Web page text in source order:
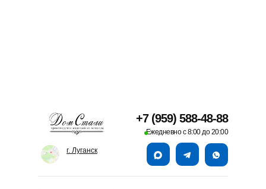
г. Луганск
+7 (959) 588-48-88
Ежедневно с 8:00 до 20:00